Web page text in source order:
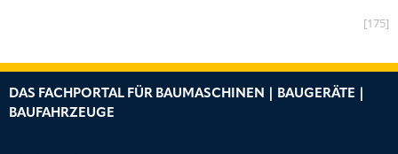
[175]
DAS FACHPORTAL FÜR BAUMASCHINEN | BAUGERÄTE |
BAUFAHRZEUGE